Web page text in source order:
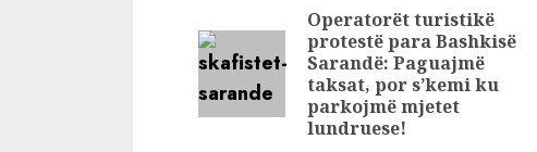
në Maqedoninë e
Veriut
shpk pas Teatrit
Kombëtar, i
preferuari i
Veliajt rrufit
mijëra metra
katrorë ndërtim
ReadingOperatorët turistikë
protestë para Bashkisë
Sarandë: Paguajmë
taksat, por s’kemi ku
parkojmë mjetet
lundruese!